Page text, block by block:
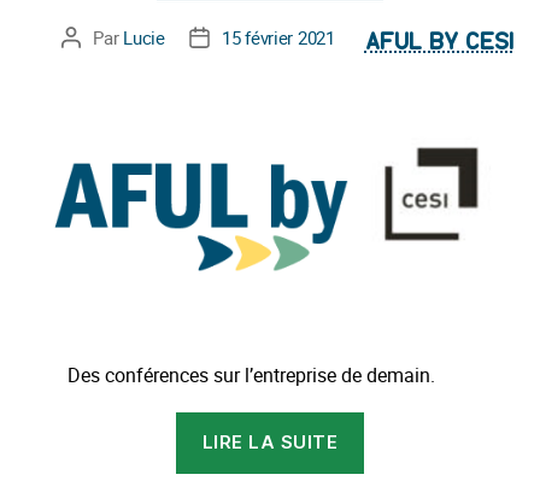
AFUL BY CESI
Auteur
Par Lucie
Date15 février 2021
Des conférences sur l’entreprise de demain.
LIRE LA SUITE
CESI »